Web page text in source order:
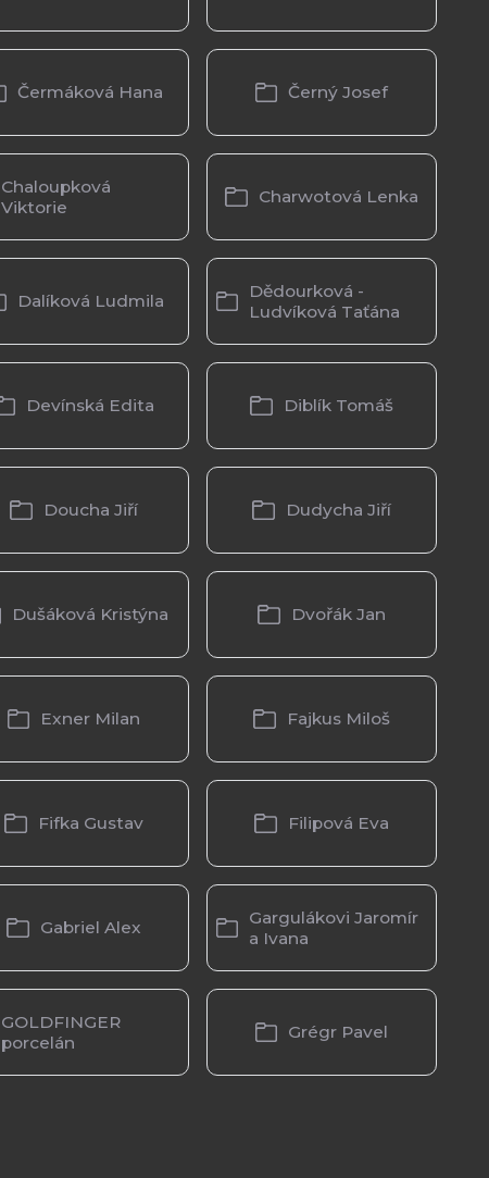
Čermáková Hana Černý Josef
Chaloupková
Viktorie
Charwotová Lenka
Dalíková Ludmila
Dědourková -
Ludvíková Taťána
Devínská Edita Diblík Tomáš
Doucha Jiří Dudycha Jiří
Dušáková Kristýna Dvořák Jan
Exner Milan Fajkus Miloš
Fifka Gustav Filipová Eva
Gabriel Alex
Gargulákovi Jaromír
a Ivana
GOLDFINGER
porcelán
Grégr Pavel